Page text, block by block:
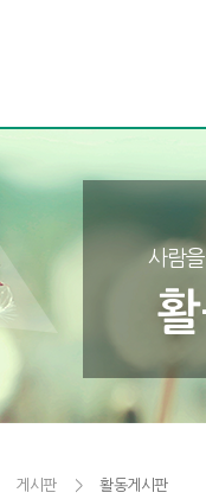
사람
게시판 > 활동게시판